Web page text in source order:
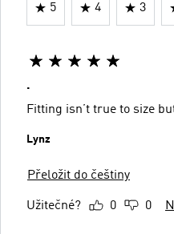
5 4 3
.
Fitting isn’t true to size
Lynz
Přeložit do češtiny
Užitečné? 0 0